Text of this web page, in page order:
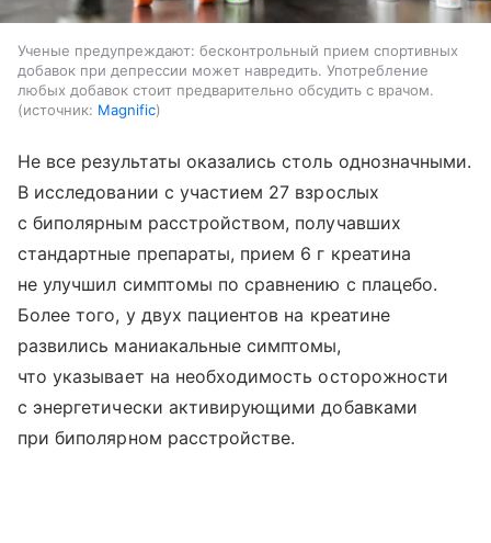
Ученые предупреждают: бесконтрольный прием спортивных
добавок при депрессии может навредить. Употребление
любых добавок стоит предварительно обсудить с врачом.
источник: Magnific
Не все результаты оказались столь однозначными.
В исследовании с участием 27 взрослых
с биполярным расстройством, получавших
стандартные препараты, прием 6 г креатина
не улучшил симптомы по сравнению с плацебо.
Более того, у двух пациентов на креатине
развились маниакальные симптомы,
что указывает на необходимость осторожности
с энергетически активирующими добавками
при биполярном расстройстве.